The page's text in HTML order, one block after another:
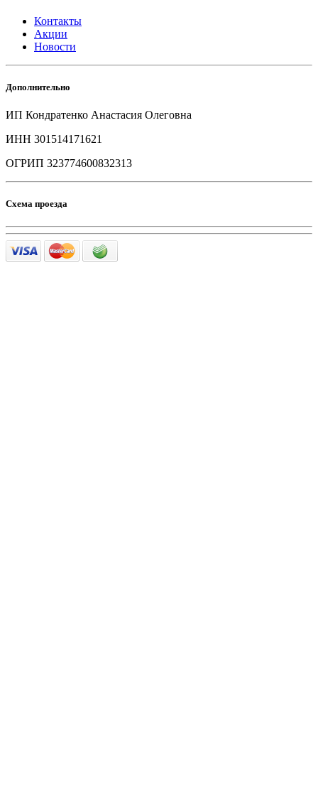
Контакты
Акции
Новости
Дополнительно
ИП Кондратенко Анастасия Олеговна
ИНН 301514171621
ОГРИП 323774600832313
Схема проезда